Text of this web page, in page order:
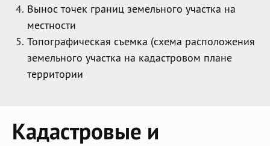
Вынос точек границ земельного участка на
местности
Топографическая съемка (схема расположения
земельного участка на кадастровом плане
территории
Кадастровые и